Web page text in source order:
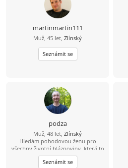
martinmartin111
Muž, 45 let, Zlínský
Seznámit se
podza
Muž, 48 let, Zlínský
Hledám pohodovou ženu pro
všechny životní bláznoviny, která to
myslí opravdu vážně a nemá
problém se sejít.
Seznámit se